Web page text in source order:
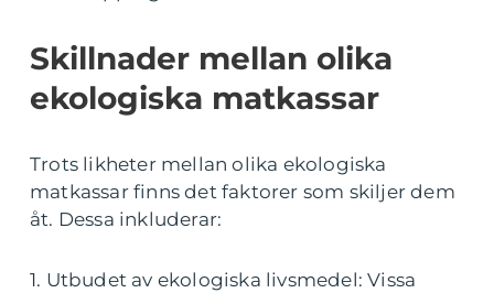
Skillnader mellan olika
ekologiska matkassar
Trots likheter mellan olika ekologiska
matkassar finns det faktorer som skiljer dem
åt. Dessa inkluderar:
1. Utbudet av ekologiska livsmedel: Vissa